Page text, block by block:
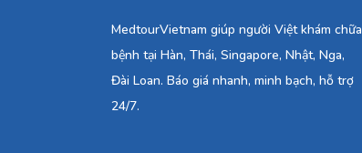
MedtourVietnam giúp người Việt khám chữa
bệnh tại Hàn, Thái, Singapore, Nhật, Nga,
Đài Loan. Báo giá nhanh, minh bạch, hỗ trợ
24/7.